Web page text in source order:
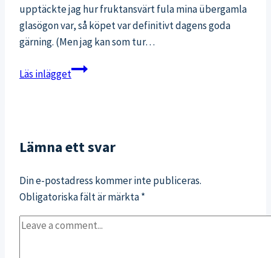
upptäckte jag hur fruktansvärt fula mina übergamla
glasögon var, så köpet var definitivt dagens goda
gärning. (Men jag kan som tur…
Läs inläggetJakten
Lämna ett svar
Din e-postadress kommer inte publiceras.
Obligatoriska fält är märkta*